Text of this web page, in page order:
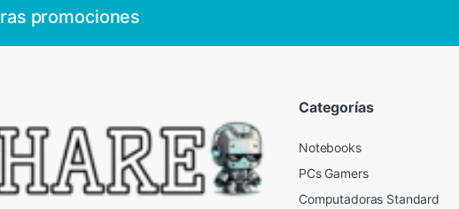
promociones
Categorías
Notebooks
PCs Gamers
Computadoras Standard